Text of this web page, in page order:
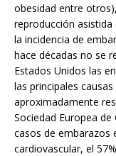
obesidad entre
reproducción
la incidencia de
hace décadas no se
Estados Unidos las
las principales
aproximadamente
Sociedad Europea de
casos de embarazos
cardiovascular, el